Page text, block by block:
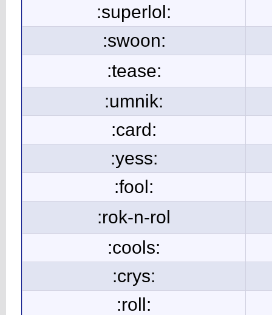
:superlol:
:swoon:
:tease:
:umnik:
:card:
:yess:
:fool:
:rok-n-rol
:cools:
:crys:
:roll: